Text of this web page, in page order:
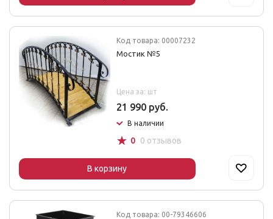
Код товара: 00007232
Мостик №5
Цена за: шт
21 990 руб.
В наличии
☆ 0 0 отзывов
В корзину
Код товара: 00-79346606